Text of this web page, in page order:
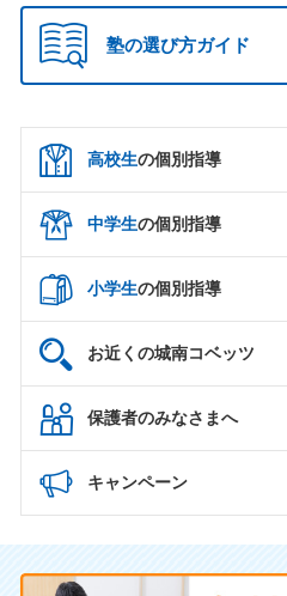
塾の選び方ガイド
高校生の個別指導
中学生の個別指導
小学生の個別指導
お近くの城南コベッツ
保護者のみなさまへ
キャンペーン